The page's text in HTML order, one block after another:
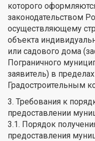
которого
законодательством
осуществляющему
объекта
или садового дома
Пограничного
заявитель) в
Градостроительным
3. Требования к
предоставлении
3.1. Порядок
предоставления